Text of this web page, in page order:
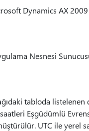
Dynamics AX
Nesnesi
tabloda
Eşgüdümlü
UTC ile yerel